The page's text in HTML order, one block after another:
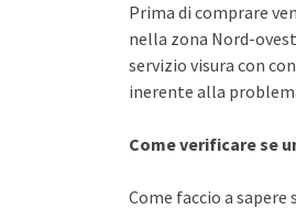
Prima di comprare
nella zona Nord-
servizio visura con
inerente alla
Come verificare se
Come faccio a